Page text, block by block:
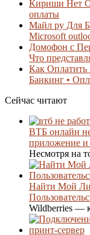
Кириши Нет
оплаты
Майл ру Для
Microsoft
Домофон с
Что
Как
Банкинг •
Сейчас читают
ВТБ онлайн не
приложение и
Несмотря на
Найти Мой
Wildberries —